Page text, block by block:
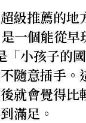
級推薦的地
一個能從早
小孩子的
隨意插手。
就會覺得比
滿足。